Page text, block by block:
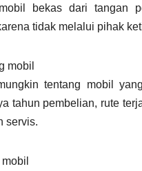
bekas dari tangan
tidak melalui pihak
mobil
tentang mobil
tahun pembelian, rute
servis.